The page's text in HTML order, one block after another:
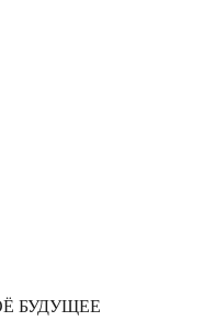
БУДУЩЕЕ